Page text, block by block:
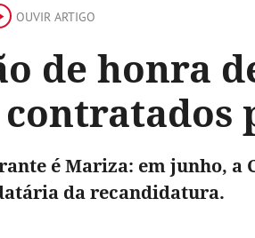
OUVIR ARTIGO
de honra
é Mariza: em junho,
da recandidatura.